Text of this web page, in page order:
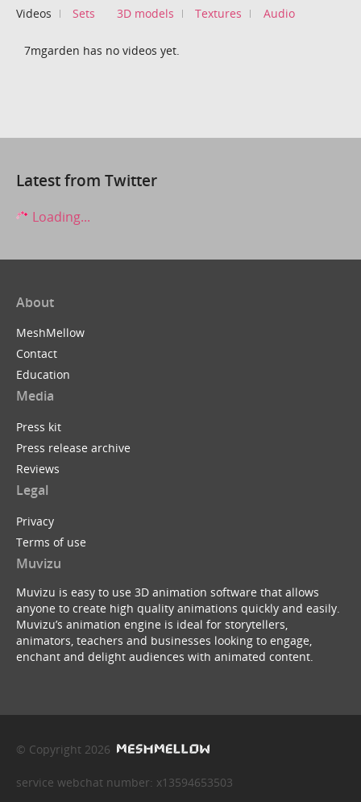
Videos Sets 3D models Textures Audio
7mgarden has no videos yet.
Latest from Twitter
Loading...
About
MeshMellow
Contact
Education
Media
Press kit
Press release archive
Reviews
Legal
Privacy
Terms of use
Muvizu
Muvizu is easy to use 3D animation software that allows
anyone to create high quality animations quickly and easily.
Muvizu’s animation engine is ideal for storytellers,
animators, teachers and businesses looking to engage,
enchant and delight audiences with animated content.
© Copyright 2026
service webchat number: x13594653503